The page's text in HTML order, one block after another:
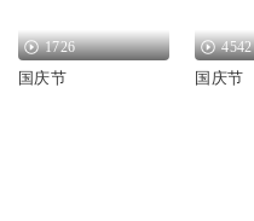
1726
国庆节
4542
国庆节